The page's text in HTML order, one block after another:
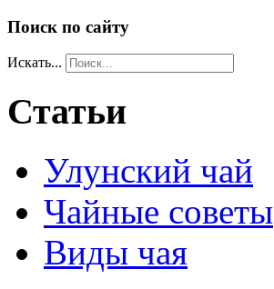
Поиск по сайту
Искать...
Статьи
Улунский чай
Чайные советы
Виды чая